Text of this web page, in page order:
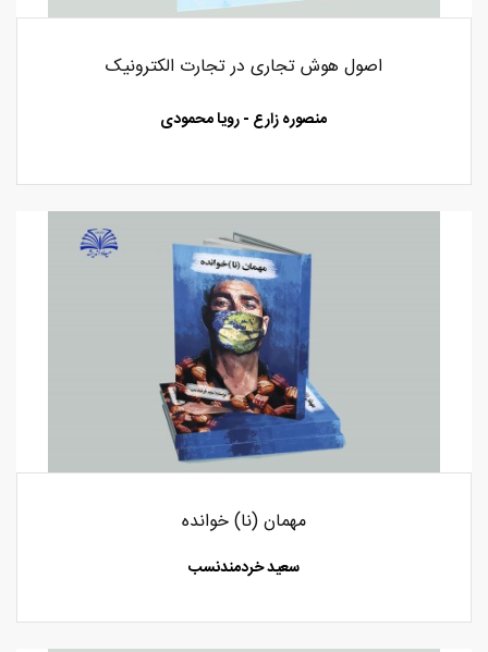
اصول هوش تجاری در تجارت الکترونیک
منصوره زارع - رویا محمودی
مهمان (نا) خوانده
سعید خردمندنسب